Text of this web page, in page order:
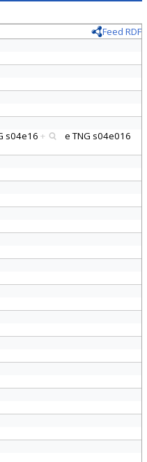
Feed RDF
s04e16 + eTNG s04e016